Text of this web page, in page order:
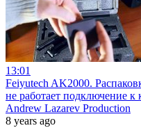
13:01
Feiyutech AK2000.
не работает подключение к
Andrew Lazarev Production
8 years ago